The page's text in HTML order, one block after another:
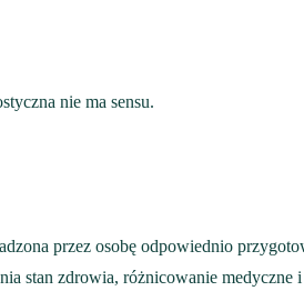
nie ma sensu.
przez osobę odpowiednio
stan zdrowia, różnicowanie medyczne